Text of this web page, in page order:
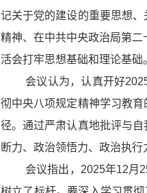
记关于党的建设的重要思想
精神、在中共中央政治局第
活会打牢思想基础和理论基础
会议认为，认真开好
彻中央八项规定精神学习教
径。通过严肃认真地批评与
断力、政治领悟力、政治执行
会议指出，2025年12月